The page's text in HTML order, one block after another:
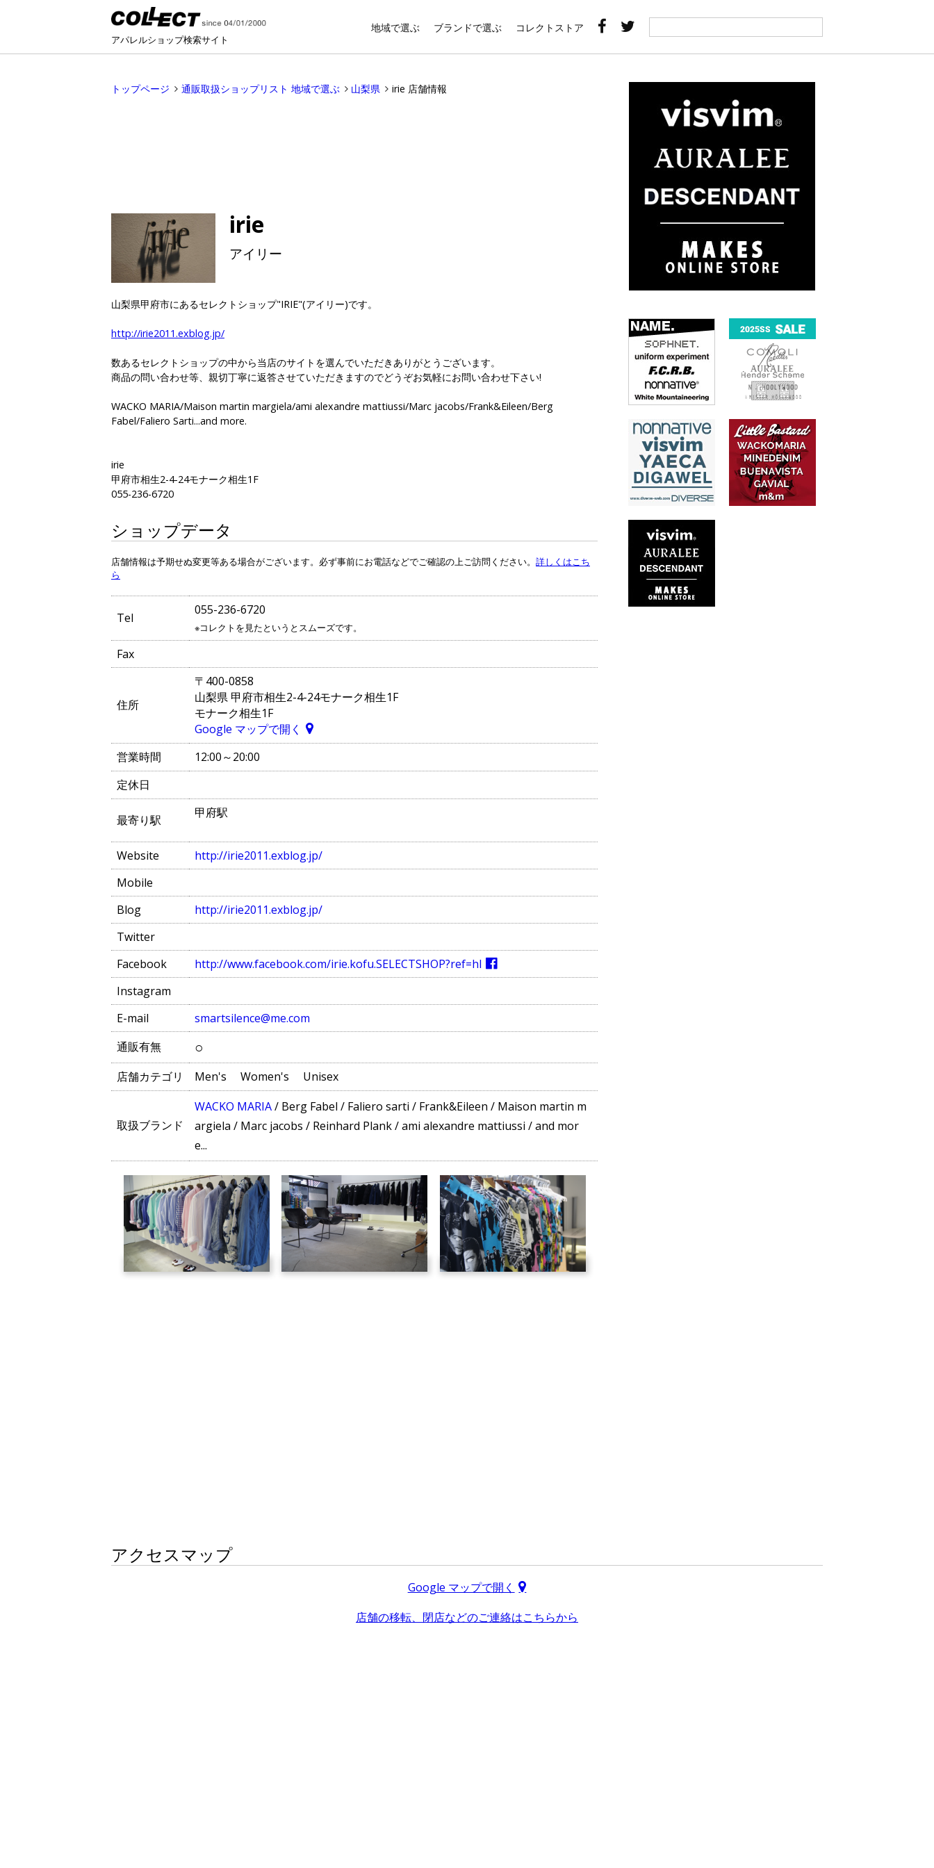
アパレルショップ検索サイト
地域で選ぶ ブランドで選ぶ コレクトストア
トップページ 通販取扱ショップリスト 地域で選ぶ 山梨県 irie 店舗情報
irie
アイリー
山梨県甲府市にあるセレクトショップ"IRIE"(アイリー)です。
http://irie2011.exblog.jp/
数あるセレクトショップの中から当店のサイトを選んでいただきありがとうございます。
商品の問い合わせ等、親切丁寧に返答させていただきますのでどうぞお気軽にお問い合わせ下さい!
WACKO MARIA/Maison martin margiela/ami alexandre mattiussi/Marc jacobs/Frank&Eileen/Berg
Fabel/Faliero Sarti...and more.
irie
甲府市相生2-4-24モナーク相生1F
055-236-6720
ショップデータ
店舗情報は予期せぬ変更等ある場合がございます。必ず事前にお電話などでご確認の上ご訪問ください。 詳しくはこち
ら
Tel
055-236-6720
※コレクトを見たというとスムーズです。
Fax
住所
〒400-0858
山梨県 甲府市相生2-4-24モナーク相生1F
モナーク相生1F
Google マップで開く
営業時間
12:00～20:00
定休日
最寄り駅 甲府駅
Website
http://irie2011.exblog.jp/
Mobile
Blog
http://irie2011.exblog.jp/
Twitter
Facebook
http://www.facebook.com/irie.kofu.SELECTSHOP?ref=hl
Instagram
E-mail
smartsilence@me.com
通販有無
○
店舗カテゴリ Men's Women's Unisex
取扱ブランド
WACKO MARIA/ Berg Fabel / Faliero sarti / Frank&Eileen / Maison martin m
argiela / Marc jacobs / Reinhard Plank/ami alexandre mattiussi /and mor
e...
アクセスマップ
Google マップで開く
店舗の移転、閉店などのご連絡はこちらから